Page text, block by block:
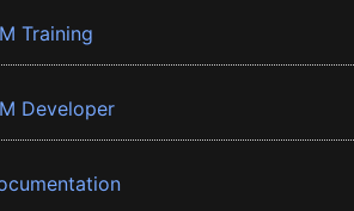
Training
Developer